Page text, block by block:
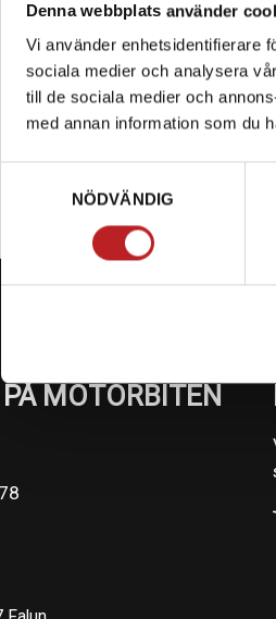
Denna webbplats använder
Vi använder enhetsidentifierare
sociala medier och analysera
till de sociala medier och
med annan information som du
NÖDVÄNDIG
MOTORBITEN